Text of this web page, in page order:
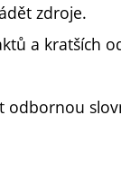
zdroje.
a kratších
odbornou